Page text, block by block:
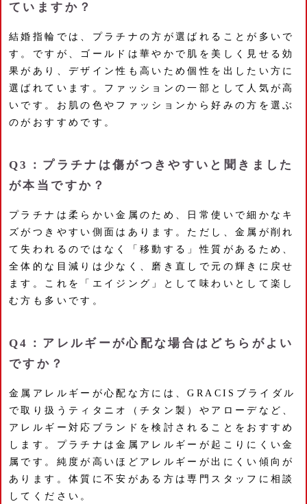
ていますか？
結婚指輪では、プラチナの方が選ばれることが多いで
す。ですが、ゴールドは華やかで肌を美しく見せる効
果があり、デザイン性も高いため個性を出したい方に
選ばれています。ファッションの一部として人気が高
いです。お肌の色やファッションから好みの方を選ぶ
のがおすすめです。
Q3：プラチナは傷がつきやすいと聞きました
が本当ですか？
プラチナは柔らかい金属のため、日常使いで細かなキ
ズがつきやすい側面はあります。ただし、金属が削れ
て失われるのではなく「移動する」性質があるため、
全体的な目減りは少なく、磨き直しで元の輝きに戻せ
ます。これを「エイジング」として味わいとして楽し
む方も多いです。
Q4：アレルギーが心配な場合はどちらがよい
ですか？
金属アレルギーが心配な方には、GRACISブライダル
で取り扱うティタニオ（チタン製）やアローデなど、
アレルギー対応ブランドを検討されることをおすすめ
します。プラチナは金属アレルギーが起こりにくい金
属です。純度が高いほどアレルギーが出にくい傾向が
あります。体質に不安がある方は専門スタッフに相談
してください。